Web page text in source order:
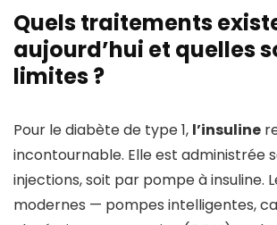
Quels traitements
aujourd’hui et quelles
limites ?
Pour le diabète de type 1, l’insuline
incontournable. Elle est administrée
injections, soit par pompe à insuline.
modernes — pompes intelligentes,